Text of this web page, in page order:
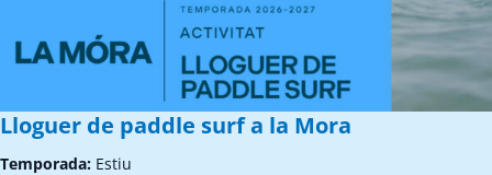
Lloguer de paddle surf a la Mora
Temporada: Estiu